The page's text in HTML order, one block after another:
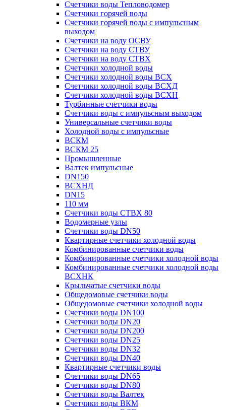
Счетчики воды Тепловодомер
Счетчики горячей воды
Счетчики горячей воды с импульсным
выходом
Счетчики на воду ОСВУ
Счетчики на воду СТВУ
Счетчики на воду СТВХ
Счетчики холодной воды
Счетчики холодной воды ВСХ
Счетчики холодной воды ВСХД
Счетчики холодной воды ВСХН
Турбинные счетчики воды
Счетчики воды с импульсным выходом
Универсальные счетчики воды
Холодной воды с импульсные
ВСКМ
ВСКМ 25
Промышленные
Валтек импульсные
DN150
ВСХНД
DN15
110 мм
Счетчики воды СТВХ 80
Водомерные узлы
Счетчики воды DN50
Квартирные счетчики холодной воды
Комбинированные счетчики воды
Комбинированные счетчики холодной воды
Комбинированные счетчики холодной воды
ВСХНК
Крыльчатые счетчики воды
Общедомовые счетчики воды
Общедомовые счетчики холодной воды
Счетчики воды DN100
Счетчики воды DN20
Счетчики воды DN200
Счетчики воды DN25
Счетчики воды DN32
Счетчики воды DN40
Квартирные счетчики воды
Счетчики воды DN65
Счетчики воды DN80
Счетчики воды Валтек
Счетчики воды ВКМ